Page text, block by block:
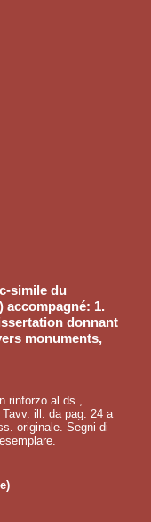
simile du
accompagné: 1.
donnant
monuments,
rinforzo al ds.,
ill. da pag. 24 a
originale. Segni di